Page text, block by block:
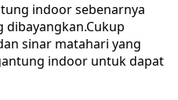
indoor sebenarnya
dibayangkan.Cukup
sinar matahari yang
indoor untuk dapat